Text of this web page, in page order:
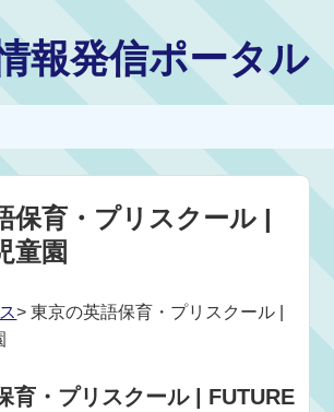
報発信ポータル
保育・プリスクール |
童園
> 東京の英語保育・プリスクール |
育・プリスクール | FUTURE